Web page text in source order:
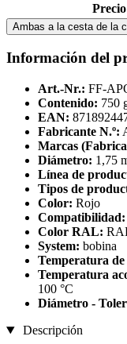
Ambas a la cesta de la
Información del
Art.-Nr.: FF-
Contenido: 750
EAN:
Fabricante N.º:
Marcas
Diámetro: 1,75
Línea de
Tipos de
Color: Rojo
Compatibilidad:
Color RAL:
System: bobina
Temperatura
Temperatura
100 °C
Diámetro -
Descripción